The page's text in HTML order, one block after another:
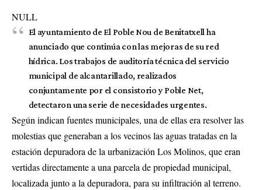
NULL
El ayuntamiento de El Poble Nou de Benitatxell ha
anunciado que continúa con las mejoras de su red
hídrica. Los trabajos de auditoría técnica del servicio
municipal de alcantarillado, realizados
conjuntamente por el consistorio y Poble Net,
detectaron una serie de necesidades urgentes.
Según indican fuentes municipales, una de ellas era resolver las
molestias que generaban a los vecinos las aguas tratadas en la
estación depuradora de la urbanización Los Molinos, que eran
vertidas directamente a una parcela de propiedad municipal,
localizada junto a la depuradora, para su infiltración al terreno.